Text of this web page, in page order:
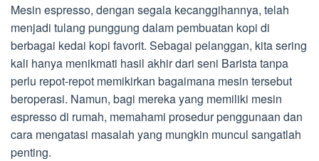
Mesin espresso, dengan segala kecanggihannya, telah
menjadi tulang punggung dalam pembuatan kopi di
berbagai kedai kopi favorit. Sebagai pelanggan, kita sering
kali hanya menikmati hasil akhir dari seni Barista tanpa
perlu repot-repot memikirkan bagaimana mesin tersebut
beroperasi. Namun, bagi mereka yang memiliki mesin
espresso di rumah, memahami prosedur penggunaan dan
cara mengatasi masalah yang mungkin muncul sangatlah
penting.